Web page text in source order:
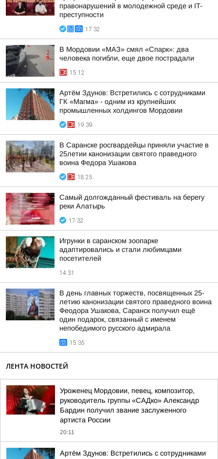
правонарушений в молодежной среде и IT-
преступности
17:32
В Мордовии «МАЗ» смял «Спарк»: два
человека погибли, еще двое пострадали
15:12
Артём Здунов: Встретились с сотрудниками
ГК «Магма» - одним из крупнейших
промышленных холдингов Мордовии
19:39
В Саранске росгвардейцы приняли участие в
25летии канонизации святого праведного
воина Федора Ушакова
18:25
Самый долгожданный фестиваль на берегу
реки Алатырь
17:32
Игрунки в саранском зоопарке
адаптировались и стали любимцами
посетителей
14:31
В день главных торжеств, посвященных 25-
летию канонизации святого праведного воина
Феодора Ушакова, Саранск получил ещё
один подарок, связанный с именем
непобедимого русского адмирала
15:35
ЛЕНТА НОВОСТЕЙ
Уроженец Мордовии, певец, композитор,
руководитель группы «САДко» Александр
Бардин получил звание заслуженного
артиста России
20:11
Артём Здунов: Встретились с сотрудниками